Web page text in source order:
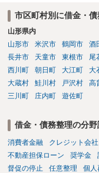
市区町村別に借金・
山形県内
山形市
米沢市 鶴岡市 酒
長井市
天童市 東根市 尾
西川町
朝日町 大江町 大
大蔵村
鮭川村 戸沢村 高
三川町
庄内町 遊佐町
借金・債務整理の分
消費者金融 クレジット会社
不動産担保ローン
奨学金
督促の停止
任意整理 個人